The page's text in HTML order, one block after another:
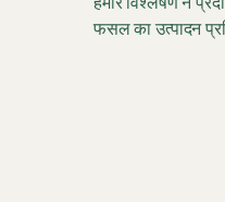
फसल का उत्पादन